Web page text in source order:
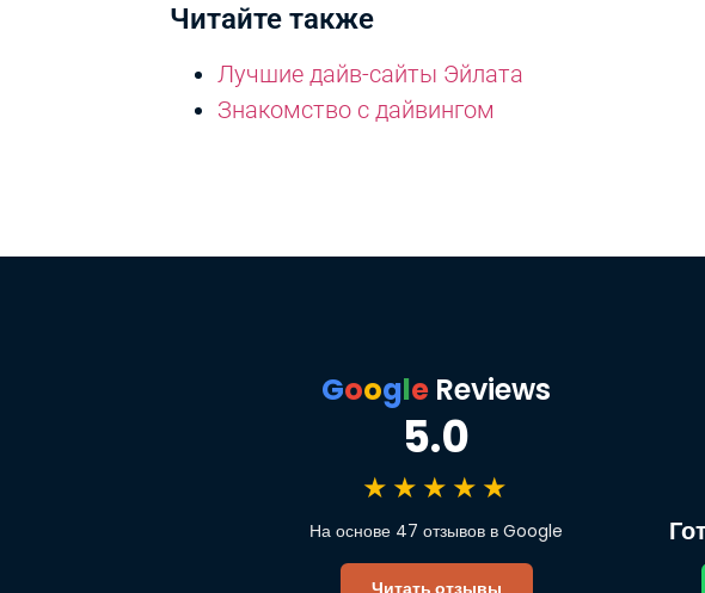
Читайте также
Лучшие дайв-сайты Эйлата
Знакомство с дайвингом
Google Reviews
5.0
★★★★★
На основе 47 отзывов в Google
Читать отзывы